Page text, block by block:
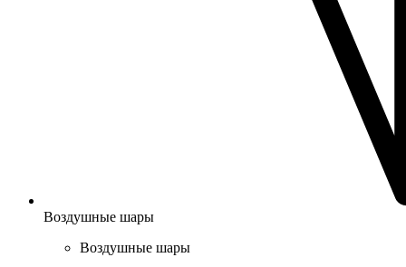
Воздушные шары
Воздушные шары